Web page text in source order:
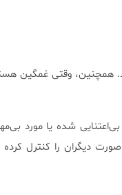
همچنین، وقتی غمگین
شده یا مورد‌
دیگران را كنترل كرده